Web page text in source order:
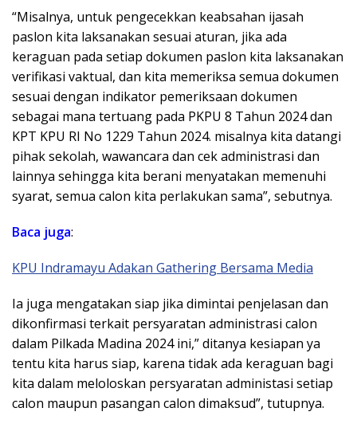
“Misalnya, untuk pengecekkan keabsahan ijasah
paslon kita laksanakan sesuai aturan, jika ada
keraguan pada setiap dokumen paslon kita laksanakan
verifikasi vaktual, dan kita memeriksa semua dokumen
sesuai dengan indikator pemeriksaan dokumen
sebagai mana tertuang pada PKPU 8 Tahun 2024 dan
KPT KPU RI No 1229 Tahun 2024. misalnya kita datangi
pihak sekolah, wawancara dan cek administrasi dan
lainnya sehingga kita berani menyatakan memenuhi
syarat, semua calon kita perlakukan sama”, sebutnya.
Baca juga:
KPU Indramayu Adakan Gathering Bersama Media
Ia juga mengatakan siap jika dimintai penjelasan dan
dikonfirmasi terkait persyaratan administrasi calon
dalam Pilkada Madina 2024 ini,” ditanya kesiapan ya
tentu kita harus siap, karena tidak ada keraguan bagi
kita dalam meloloskan persyaratan administasi setiap
calon maupun pasangan calon dimaksud”, tutupnya.